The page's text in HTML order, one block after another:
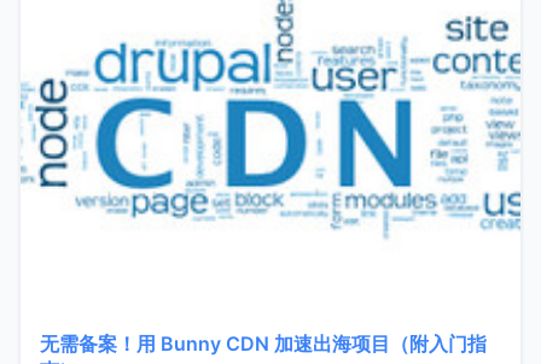
无需备案！用 Bunny CDN 加速出海项目（附入门指